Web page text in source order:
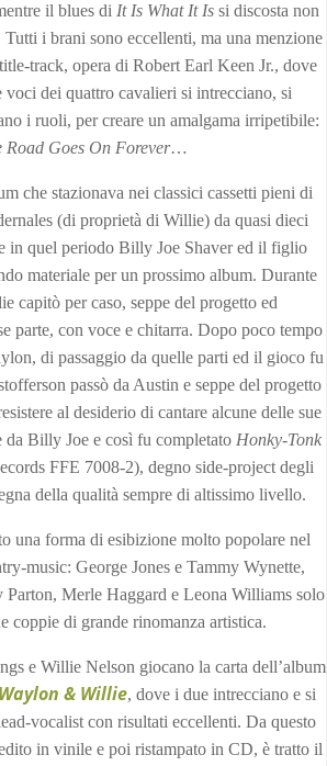
il blues di It Is What It Is si discosta non
i brani sono eccellenti, ma una menzione
track, opera di Robert Earl Keen Jr., dove
voci dei quattro cavalieri si intrecciano, si
i ruoli, per creare un amalgama irripetibile:
Road Goes On Forever…
che stazionava nei classici cassetti pieni di
(di proprietà di Willie) da quasi dieci
in quel periodo Billy Joe Shaver ed il figlio
materiale per un prossimo album. Durante
capitò per caso, seppe del progetto ed
parte, con voce e chitarra. Dopo poco tempo
di passaggio da quelle parti ed il gioco fu
passò da Austin e seppe del progetto
al desiderio di cantare alcune delle sue
da Billy Joe e così fu completato Honky-Tonk
FFE 7008-2), degno side-project degli
della qualità sempre di altissimo livello.
una forma di esibizione molto popolare nel
music: George Jones e Tammy Wynette,
Parton, Merle Haggard e Leona Williams solo
coppie di grande rinomanza artistica.
e Willie Nelson giocano la carta dell’album
Waylon & Willie, dove i due intrecciano e si
vocalist con risultati eccellenti. Da questo
in vinile e poi ristampato in CD, è tratto il